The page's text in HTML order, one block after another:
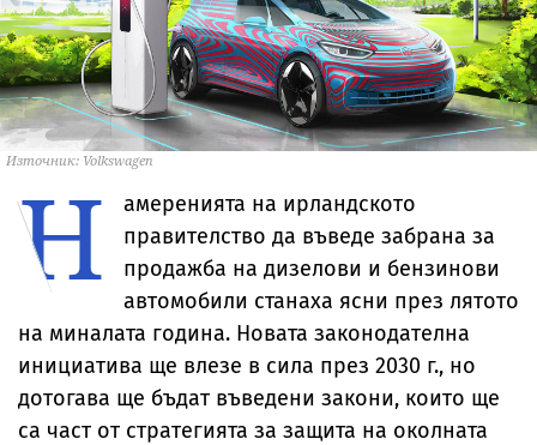
Източник: Volkswagen
Н
амеренията на ирландското
правителство да въведе забрана за
продажба на дизелови и бензинови
автомобили станаха ясни през лятото
на миналата година. Новата законодателна
инициатива ще влезе в сила през 2030 г., но
дотогава ще бъдат въведени закони, които ще
са част от стратегията за защита на околната